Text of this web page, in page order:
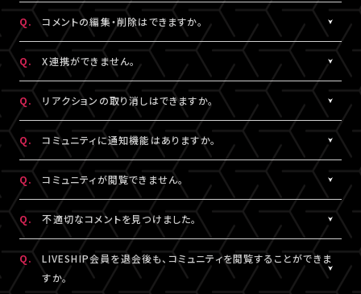
※正しくお支払いいただけなかった場合、付与したポイントを回収
させていただく場合がございます。
度などは異なります。予めご了承ください。
ができます。
です。
絵文字・機種依存文字等が含まれている場合は登録できませんの
でご注意ください。
なお、ユーザーがニックネームを変更した場合であっても、過去の
コメントのニックネームは変更されず、変更前のニックネームが表
示されます。
※ニックネームの登録・編集は配信視聴ページからも設定いただ
けます。
※チャット機能が設定されている配信では、コミュニティ機能とチ
ャット機能のニックネーム設定は連動されます。
A. コミュニティ機能ガイドラインに反している可能性がございます。
入力内容を変更してもコメントができない場合は
こちら
にお問い合
わせください。
Q. コメントの編集・削除はできますか。
A.
ご自身のコメントは「削除する」より削除することができます。
ただし、一度投稿済みのコメントを編集することはできません。編
集したい場合は、投稿済みのコメントを削除してから新たにコメン
トしていただく必要がございます。
Q. X連携ができません。
A.
X連携は「マイページ」内「投稿設定」にて設定が可能です。
詳しくは こちらをご確認ください。
※X連携は配信視聴ページからも設定いただけます。
※公演によってはX連携をご利用いただけない場合があります。
Q. リアクションの取り消しはできますか。
A.
ご自身でつけたリアクションは再度「♡」を押していただくことで取
り消しすることができます。
Q. コミュニティに通知機能はありますか。
A.
現在、通知機能はございません。
コンテンツの投稿、コメント、リアクションはユーザーへ通知され
ません。
Q. コミュニティが閲覧できません。
A.
コミュニティが表示されない場合は、コミュニティ機能実施期間外
であるか、対象外の視聴チケットを購入されている可能性がありま
コミュニティの実施有無や、実施期間については、各公演のチケッ
ト販売ページなどでご確認ください。
Q. 不適切なコメントを見つけました。
コミュニティ機能ガイドラインに反するコメントなどを見つけた場
合は、コメント内の「報告する」ボタンより管理者に報告をすること
ができます。
Q.
LIVESHIP会員を退会後も、コミュニティを閲覧することができま
すか。